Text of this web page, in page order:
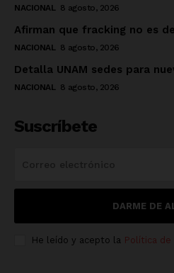
NACIONAL 8 agosto, 2026
Afirman que fracking no es
NACIONAL 8 agosto, 2026
Detalla UNAM sedes para
NACIONAL 8 agosto, 2026
Suscríbete
DARME DE
He leído y acepto la Política de